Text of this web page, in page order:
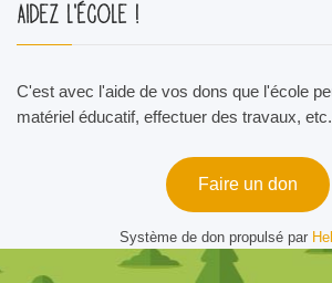
Aidez l'école !
C'est avec l'aide de vos dons que l'école
matériel éducatif, effectuer des travaux, etc.
Faire un don
Système de don propulsé par